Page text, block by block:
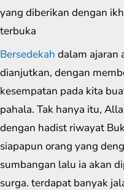
yang diberikan dengan
terbuka
Bersedekah dalam ajaran
dianjutkan, dengan
kesempatan pada kita
pahala. Tak hanya itu,
dengan hadist riwayat
siapapun orang yang
sumbangan lalu ia akan
surga. terdapat banyak